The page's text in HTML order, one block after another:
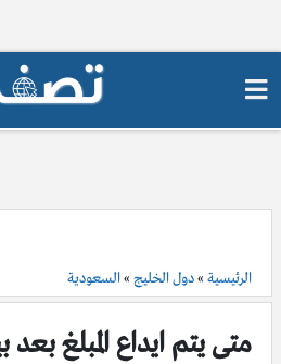
الرئيسية »دول الخليج »السعودية
متى يتم ايداع المبلغ